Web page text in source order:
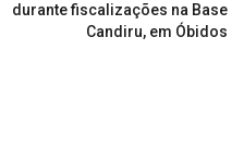
durante fiscalizações na Base
Candiru, em Óbidos